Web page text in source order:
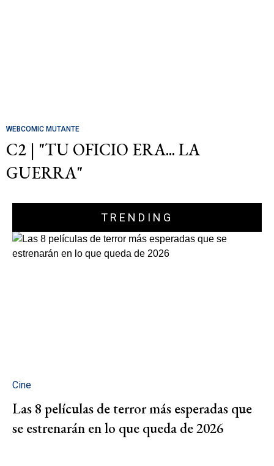
WEBCOMIC MUTANTE
C2 | "TU OFICIO ERA... LA
GUERRA"
TRENDING
Cine
Las 8 películas de terror más esperadas que
se estrenarán en lo que queda de 2026